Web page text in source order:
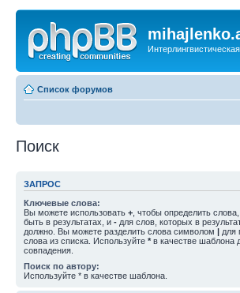
Список форумов
Поиск
ЗАПРОС
Ключевые слова:
Вы можете использовать + , чтобы определить
быть в результатах, и - для слов, которых в
должно. Вы можете разделить слова символом | для
слова из списка. Используйте * в качестве шаблона
совпадения.
Поиск по автору:
Используйте * в качестве шаблона.